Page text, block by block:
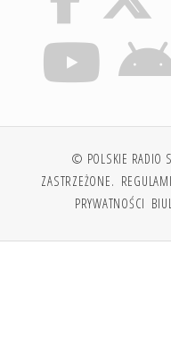
© POLSKIE RADIO
ZASTRZEŻONE.
PRYWATNOŚCI